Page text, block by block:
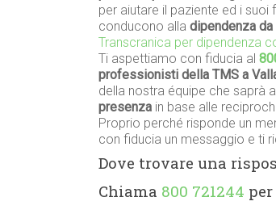
per aiutare il paziente ed i
conducono alla dipendenza da
Transcranica per dipendenza
Ti aspettiamo con fiducia al
professionisti della TMS a
della nostra équipe che saprà
presenza in base alle
Proprio perché risponde un
con fiducia un messaggio e ti
Dove trovare una
Chiama 800 721244